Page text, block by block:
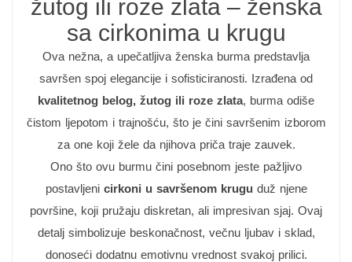
žutog ili roze zlata – ženska
sa cirkonima u krugu
Ova nežna, a upečatljiva ženska burma predstavlja
savršen spoj elegancije i sofisticiranosti. Izrađena od
kvalitetnog belog, žutog ili roze zlata, burma odiše
čistom ljepotom i trajnošću, što je čini savršenim izborom
za one koji žele da njihova priča traje zauvek.
Ono što ovu burmu čini posebnom jeste pažljivo
postavljeni cirkoni u savršenom krugu duž njene
površine, koji pružaju diskretan, ali impresivan sjaj. Ovaj
detalj simbolizuje beskonačnost, večnu ljubav i sklad,
donoseći dodatnu emotivnu vrednost svakoj prilici.